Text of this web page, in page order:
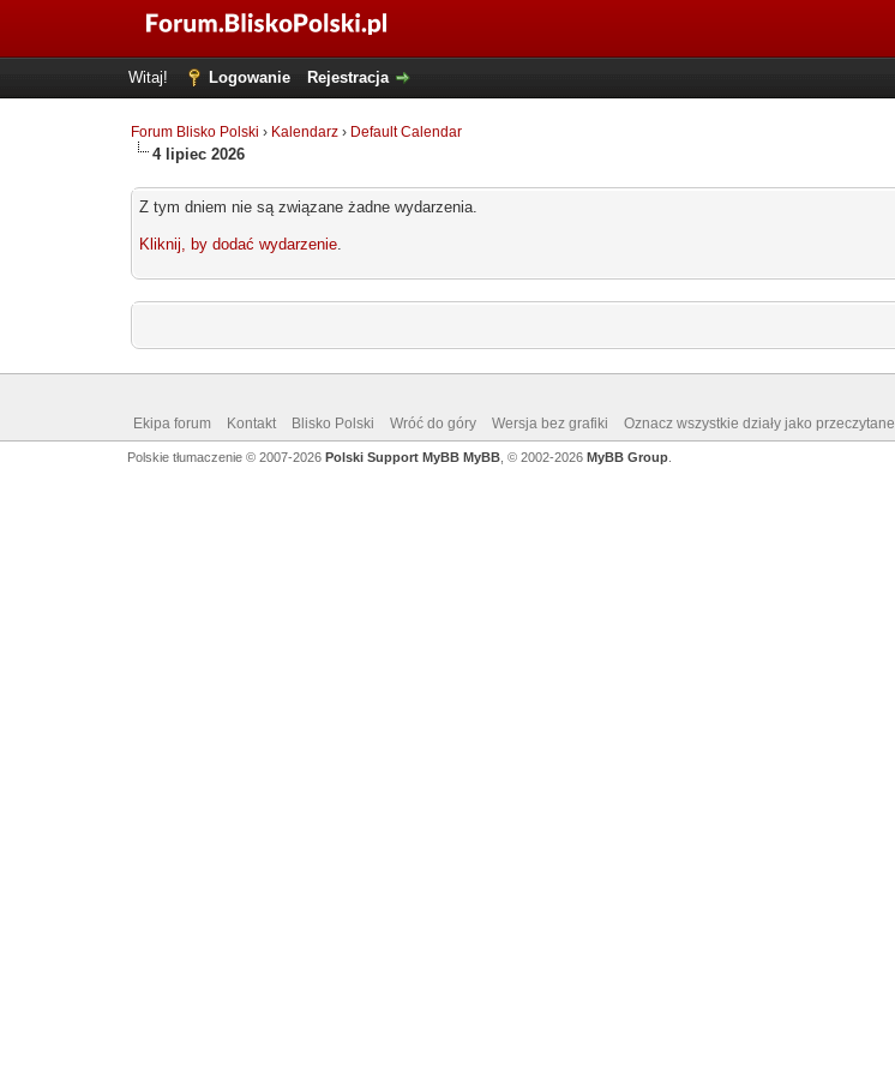
Witaj! Logowanie Rejestracja
Forum Blisko Polski › Kalendarz › Default Calendar
4 lipiec 2026
Z tym dniem nie są związane żadne wydarzenia.
Kliknij, by dodać wydarzenie.
Ekipa forum Kontakt Blisko Polski Wróć do góry Wersja bez grafiki Oznacz wszystkie działy jako przeczytane
Polskie tłumaczenie © 2007-2026 Polski Support MyBB MyBB, © 2002-2026 MyBB Group.